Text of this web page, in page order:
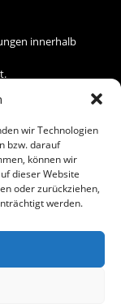
wir Technologien
bzw. darauf
können wir
dieser Website
oder zurückziehen,
werden.
innerhalb